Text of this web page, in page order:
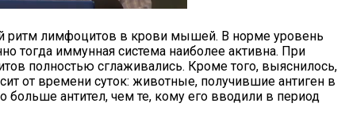
ритм лимфоцитов в крови мышей. В норме уровень
тогда иммунная система наиболее активна. При
полностью сглаживались. Кроме того, выяснилось,
от времени суток: животные, получившие антиген в
больше антител, чем те, кому его вводили в период